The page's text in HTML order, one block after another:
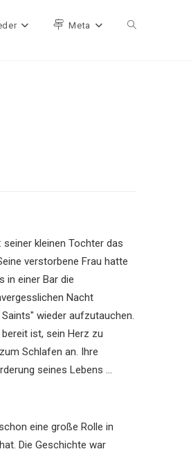
Meta Website-
seiner kleinen Tochter das
verstorbene Frau hatte
in einer Bar die
Nacht
wieder aufzutauchen.
ist, sein Herz zu
Schlafen an. Ihre
seines Lebens ...
eine große Rolle in
Die Geschichte war